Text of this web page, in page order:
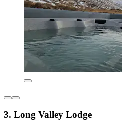
3. Long Valley Lodge